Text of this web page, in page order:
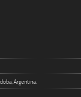
Argentina.